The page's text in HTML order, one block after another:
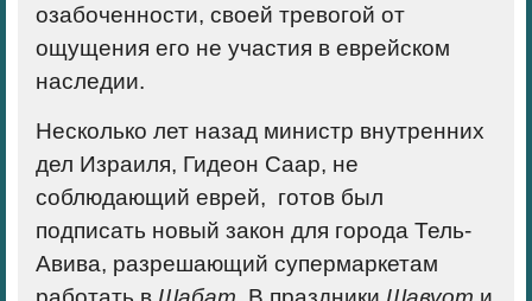
озабоченности, своей тревогой от
ощущения его не участия в еврейском
наследии.
Несколько лет назад министр внутренних
дел Израиля, Гидеон Саар, не
соблюдающий еврей, готов был
подписать новый закон для города Тель-
Авива, разрешающий супермаркетам